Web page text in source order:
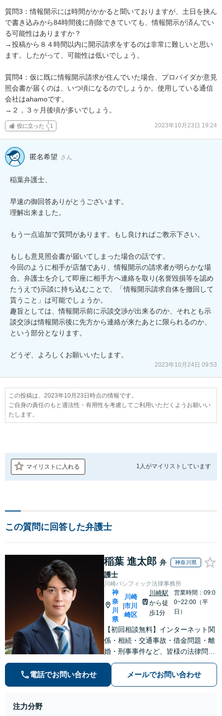
質問3：情報開示には時間がかかると聞いておりますが、土日を挟ん
で書き込みから84時間後に削除できていても、情報開示が済んでい
る可能性はありますか？
→投稿から８４時間以内に開示請求をするのは非常に難しいと思い
ます。したがって、可能性は低いでしょう。
質問4：仮に既に情報開示請求が住んでいた場合、プロバイダか意見
照会書が届くのは、いつ頃になるのでしょうか。使用している通信
会社はahamoです。
→２，３ヶ月後頃が多いでしょう。
役に立った 1 2023年10月23日 19:24
匿名希望 さん
稲葉弁護士、
早速の御回答ありがとうございます。
理解出来ました。
もう一点追加で質問があります。もし良ければご教示下さい。
もしも意見照会書が届いてしまった場合の話です。
今回のように相手が店舗であり、情報開示の請求者が明らかな場
合。弁護士を介して即座に相手方へ連絡を取り(名誉毀損等を認め
たうえで)示談に持ち込むことで、「情報開示請求自体を撤回して
貰うこと」は可能でしょうか。
趣旨としては、情報開示前に示談交渉が出来るのか、それとも示
談交渉は情報開示後に先方から連絡が来たあとに限られるのか、
という部分となります。
どうぞ、よろしくお願いいたします。
2023年10月24日 09:53
この投稿は、2023年10月23日時点の情報です。
ご自身の責任のもと適法性・有用性を考慮してご利用いただくようお願いい
たします。
マイリストに入れる 1人がマイリストしています
この質問に回答した弁護士
稲葉 進太郎 弁
護士
神奈川県
川崎パシフィック法律事務所
神
奈
川
県
|
川崎
市川
崎区
川崎駅
から徒
歩1分
営業時間：09:0
0~22:00（平
日）
【初回相談無料】インターネット関
係・相続・交通事故・借金問題・離
婚・刑事事件など、皆様の法律問題
を解決すべく、親身になって取り組
みます。クチコミ・リピーターの方
も多数。お気軽にお問い合わせ下さ
電話でお問い合わせ メールでお問い合わせ
注力分野